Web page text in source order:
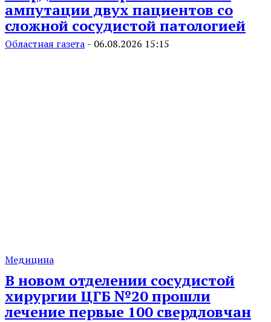
ампутации двух пациентов со
сложной сосудистой патологией
Областная газета - 06.08.2026 15:15
Медицина
В новом отделении сосудистой
хирургии ЦГБ №20 прошли
лечение первые 100 свердловчан